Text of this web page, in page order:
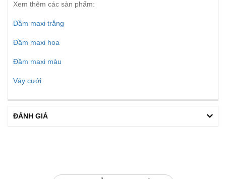
Xem thêm các sản phẩm:
Đầm maxi trắng
Đầm maxi hoa
Đầm maxi màu
Váy cưới
ĐÁNH GIÁ